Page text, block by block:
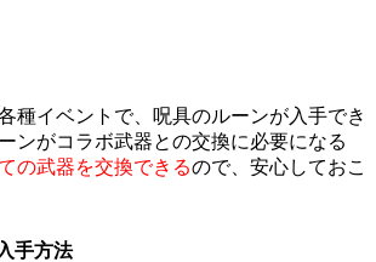
種イベントで、呪具のルーンが入手でき
ンがコラボ武器との交換に必要になる
の武器を交換できるので、安心しておこ
手方法